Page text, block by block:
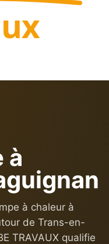
à
à chaleur à
de Trans-en-
TRAVAUX qualifie